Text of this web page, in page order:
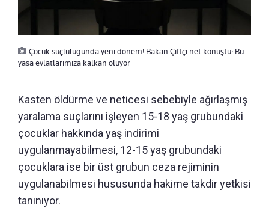
Çocuk suçluluğunda yeni dönem! Bakan Çiftçi net konuştu: Bu
yasa evlatlarımıza kalkan oluyor
Kasten öldürme ve neticesi sebebiyle ağırlaşmış
yaralama suçlarını işleyen 15-18 yaş grubundaki
çocuklar hakkında yaş indirimi
uygulanmayabilmesi, 12-15 yaş grubundaki
çocuklara ise bir üst grubun ceza rejiminin
uygulanabilmesi hususunda hakime takdir yetkisi
tanınıyor.